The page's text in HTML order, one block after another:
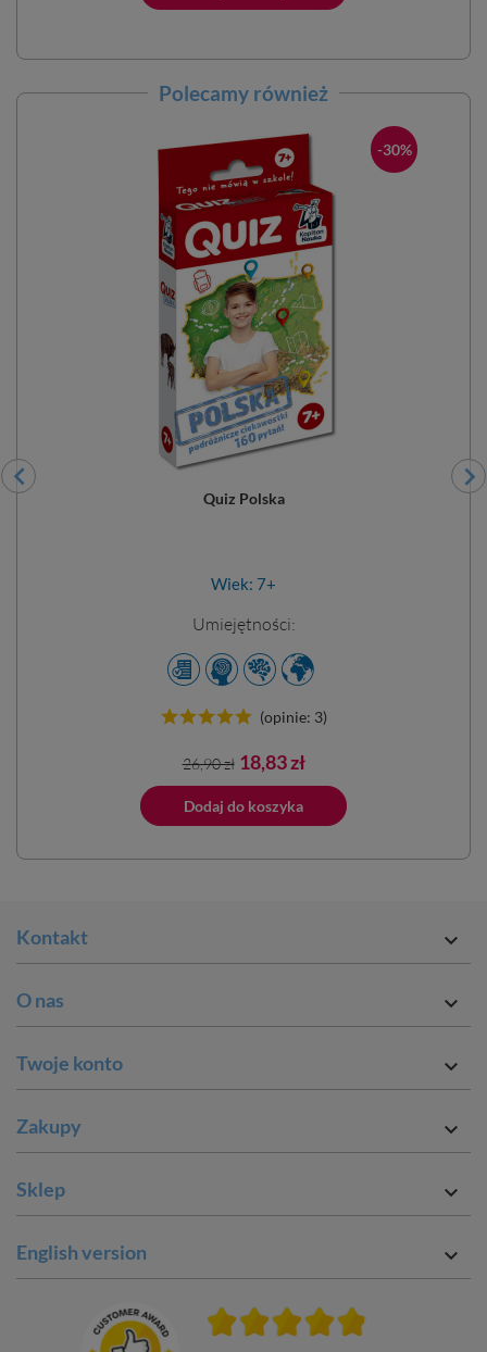
Polecamy również
-30%
Quiz Polska
Wiek: 7+
Umiejętności:
(opinie: 3)
Cena
podstawowa
26,90 zł Cena
18,83 zł
Dodaj do koszyka
Kontakt 
O nas 
Twoje konto 
Zakupy 
Sklep 
English version 